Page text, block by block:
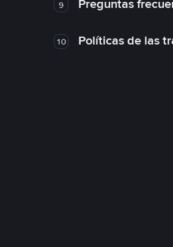
9 Preguntas
10 Políticas de las